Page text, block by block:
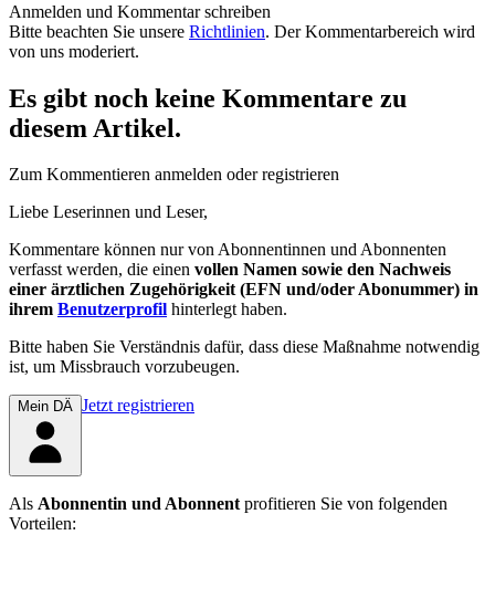
Anmelden und Kommentar schreiben
Bitte beachten Sie unsere Richtlinien. Der Kommentarbereich wird
von uns moderiert.
Es gibt noch keine Kommentare zu
diesem Artikel.
Zum Kommentieren anmelden oder registrieren
Liebe Leserinnen und Leser,
Kommentare können nur von Abonnentinnen und Abonnenten
verfasst werden, die einen vollen Namen sowie den Nachweis
einer ärztlichen Zugehörigkeit (EFN und/oder Abonummer) in
ihrem Benutzerprofil hinterlegt haben.
Bitte haben Sie Verständnis dafür, dass diese Maßnahme notwendig
ist, um Missbrauch vorzubeugen.
Mein DÄ Jetzt registrieren
Als Abonnentin und Abonnentprofitieren Sie von folgenden
Vorteilen: